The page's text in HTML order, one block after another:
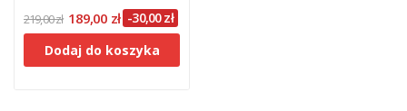
219,00 zł 189,00 zł -30,00 zł
Dodaj do koszyka